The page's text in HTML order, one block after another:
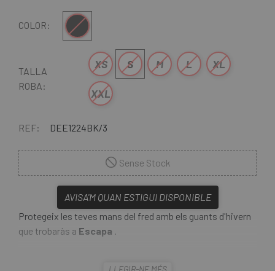
COLOR: Negre
TALLA
ROBA:
XS S M L XL
XXL
REF: DEE1224BK/3
Sense Stock
AVISA'M QUAN ESTIGUI DISPONIBLE
Protegeix les teves mans del fred amb els guants d'hivern
que trobaràs a Escapa .
LLEGIR-NE MÉS